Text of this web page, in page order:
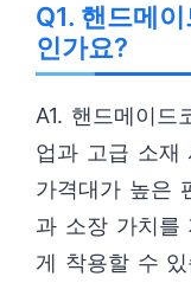
Q1. 핸드메
인가요?
A1. 핸드메이드
업과 고급 소재
가격대가 높은
과 소장 가치를
게 착용할 수 있